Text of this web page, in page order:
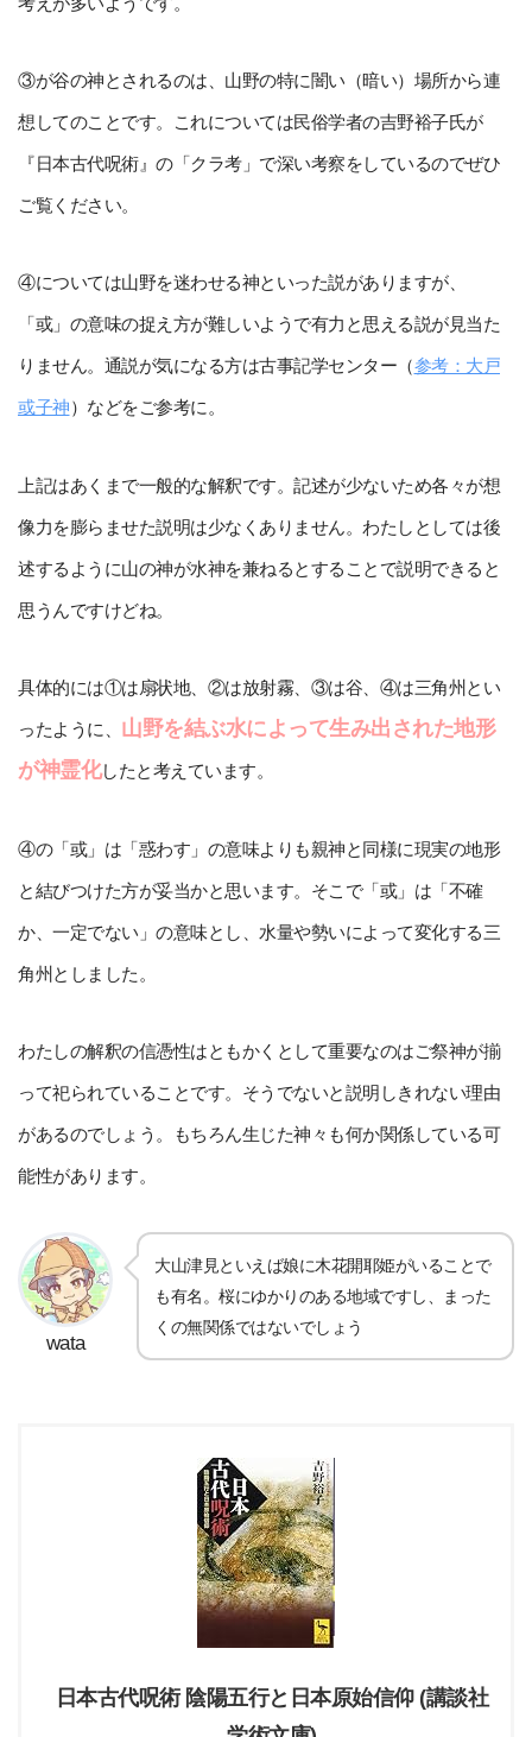
③が谷の神とされるのは、山野の特に闇い（暗い）場所から連
想してのことです。これについては民俗学者の吉野裕子氏が
『日本古代呪術』の「クラ考」で深い考察をしているのでぜひ
ご覧ください。
④については山野を迷わせる神といった説がありますが、
「或」の意味の捉え方が難しいようで有力と思える説が見当た
りません。通説が気になる方は古事記学センター（参考：大戸
或子神）などをご参考に。
上記はあくまで一般的な解釈です。記述が少ないため各々が想
像力を膨らませた説明は少なくありません。わたしとしては後
述するように山の神が水神を兼ねるとすることで説明できると
思うんですけどね。
具体的には①は扇状地、②は放射霧、③は谷、④は三角州とい
ったように、 山野を結ぶ水によって生み出された地形
が神霊化したと考えています。
④の「或」は「惑わす」の意味よりも親神と同様に現実の地形
と結びつけた方が妥当かと思います。そこで「或」は「不確
か、一定でない」の意味とし、水量や勢いによって変化する三
角州としました。
わたしの解釈の信憑性はともかくとして重要なのはご祭神が揃
って祀られていることです。そうでないと説明しきれない理由
があるのでしょう。もちろん生じた神々も何か関係している可
能性があります。
wata
大山津見といえば娘に木花開耶姫がいることで
も有名。桜にゆかりのある地域ですし、まった
くの無関係ではないでしょう
日本古代呪術 陰陽五行と日本原始信仰 (講談社